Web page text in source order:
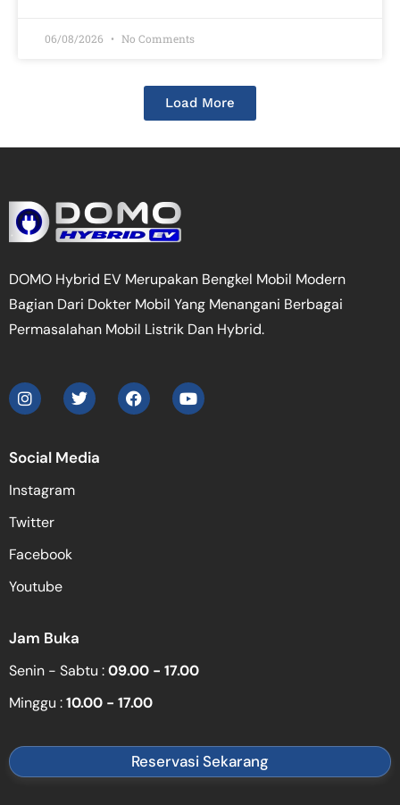
06/08/2026 No Comments
Load More
DOMO Hybrid EV Merupakan Bengkel Mobil Modern
Bagian Dari Dokter Mobil Yang Menangani Berbagai
Permasalahan Mobil Listrik Dan Hybrid.
Social Media
Instagram
Twitter
Facebook
Youtube
Jam Buka
Senin - Sabtu :09.00 - 17.00
Minggu :10.00 - 17.00
Reservasi Sekarang